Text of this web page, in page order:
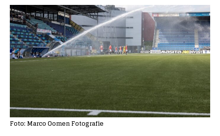
Foto: Marco Oomen Fotografie